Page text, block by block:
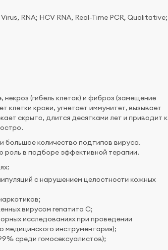
RNA; HCV RNA, Real-Time PCR, Qualitative;
(гибель клеток) и фиброз (замещение
клетки крови, угнетает иммунитет, вызывает
скрыто, длится десятками лет и приводит к
большое количество подтипов вируса.
роль в подборе эффективной терапии.
с нарушением целостности кожных
вирусом гепатита С;
исследованиях при проведении
медицинского инструментария);
среди гомосексуалистов);